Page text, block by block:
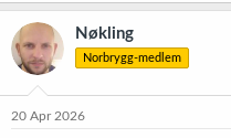
Nøkling
Norbrygg-medlem
20 Apr 2026